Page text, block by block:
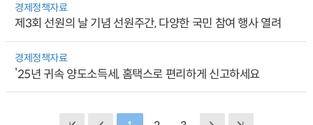
경제정책자료
제3회 선원의 날 기념 선원주간, 다양한 국민 참여 행사 열려
경제정책자료
’25년 귀속 양도소득세, 홈택스로 편리하게 신고하세요